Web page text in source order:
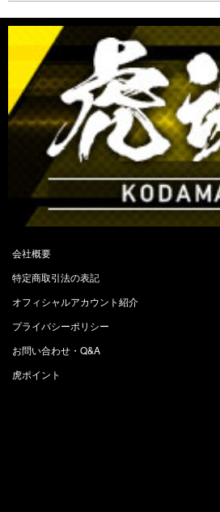
会社概要
特定商取引法の表記
オフィシャルアカウント紹介
プライバシーポリシー
お問い合わせ・Q&A
虎ポイント